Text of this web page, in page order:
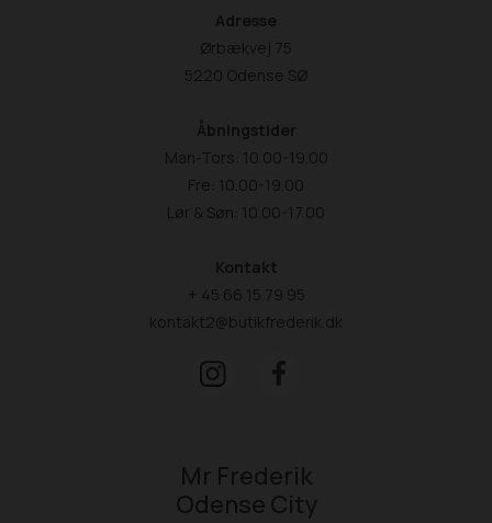
Adresse
Ørbækvej 75
5220 Odense SØ
Åbningstider
Man-Tors: 10.00-19.00
Fre: 10.00-19.00
Lør & Søn: 10.00-17.00
Kontakt
+ 45 66 15 79 95
kontakt2@butikfrederik.dk
Mr Frederik
Odense City